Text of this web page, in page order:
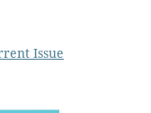
Issue